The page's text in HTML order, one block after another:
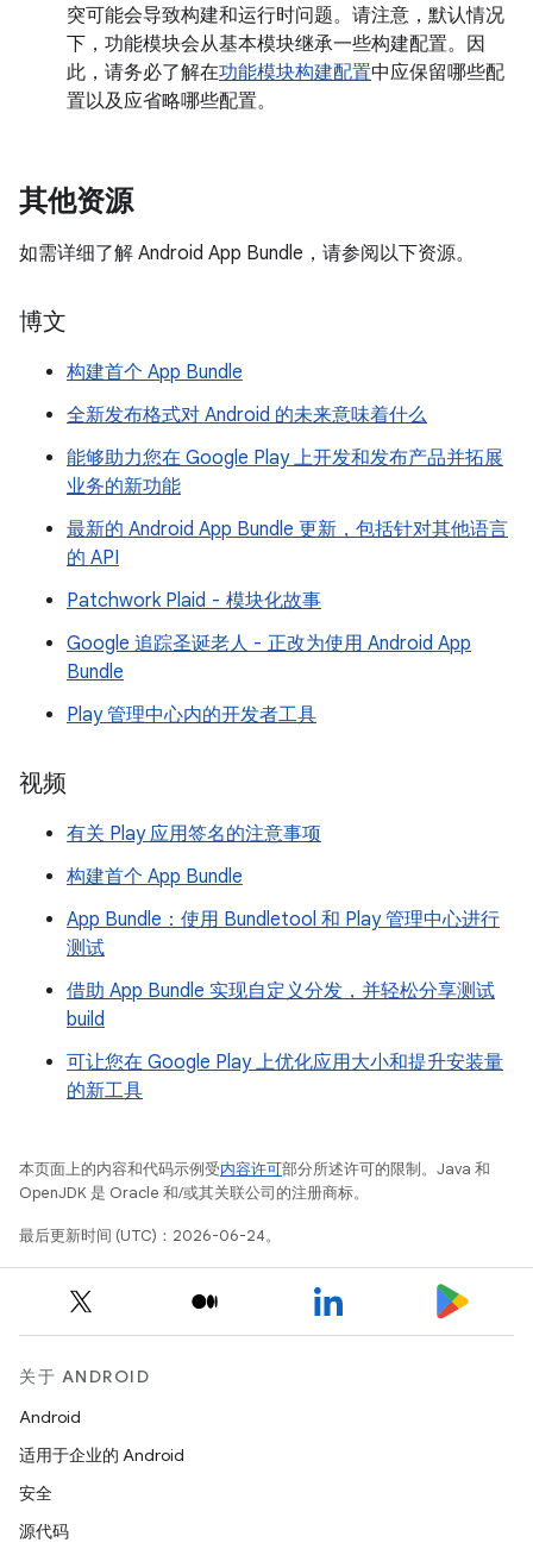
突可能会导致构建和运行时问题。请注意，默认情况
下，功能模块会从基本模块继承一些构建配置。因
此，请务必了解在功能模块构建配置中应保留哪些配
置以及应省略哪些配置。
其他资源
如需详细了解 Android App Bundle，请参阅以下资源。
博文
构建首个 App Bundle
全新发布格式对 Android 的未来意味着什么
能够助力您在 Google Play 上开发和发布产品并拓展
业务的新功能
最新的 Android App Bundle 更新，包括针对其他语言
的 API
Patchwork Plaid - 模块化故事
Google 追踪圣诞老人 - 正改为使用 Android App
Bundle
Play 管理中心内的开发者工具
视频
有关 Play 应用签名的注意事项
构建首个 App Bundle
App Bundle：使用 Bundletool 和 Play 管理中心进行
测试
借助 App Bundle 实现自定义分发，并轻松分享测试
build
可让您在 Google Play 上优化应用大小和提升安装量
的新工具
本页面上的内容和代码示例受内容许可部分所述许可的限制。Java 和
OpenJDK 是 Oracle 和/或其关联公司的注册商标。
最后更新时间 (UTC)：2026-06-24。
关于 ANDROID
Android
适用于企业的 Android
安全
源代码